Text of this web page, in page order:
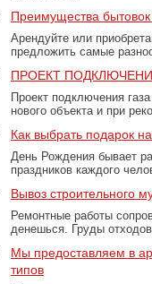
Преимущества
Арендуйте или
предложить самые
ПРОЕКТ
Проект подключения
нового объекта и при
Как выбрать подарок
День Рождения бывает
праздников каждого
Вывоз строительного
Ремонтные работы
денешься. Груды
Мы предоставляем в
типов